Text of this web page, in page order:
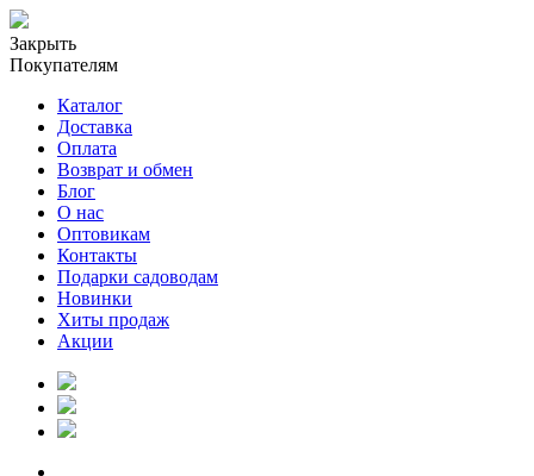
Закрыть
Покупателям
Каталог
Доставка
Оплата
Возврат и обмен
Блог
О нас
Оптовикам
Контакты
Подарки садоводам
Новинки
Хиты продаж
Акции